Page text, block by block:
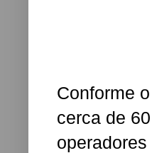
Conforme
cerca de